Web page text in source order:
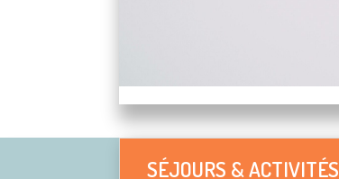
SÉJOURS & ACTIVITÉS